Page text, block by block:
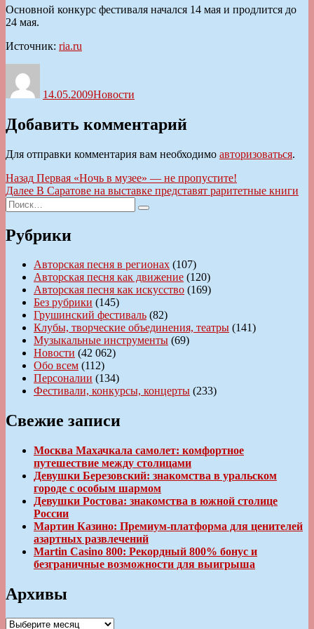
Основной конкурс фестиваля начался 14 мая и продлится до
24 мая.
Источник: ria.ru
14.05.2009Новости
Добавить комментарий
Для отправки комментария вам необходимо авторизоваться.
Навигация
по
записям
Назад Предыдущая
запись:
Первая «Ночь в музее» — не пропустите!
Далее Следующая
В Саратове на выставке представят раритетные книги
Искать:
Поиск
Рубрики
Авторская песня в регионах (107)
Авторская песня как движение (120)
Авторская песня как искусство (169)
Без рубрики (145)
Грушинский фестиваль (82)
Клубы, творческие объединения, театры (141)
Музыкальные инструменты (69)
Новости (42 062)
Обо всем (112)
Персоналии (134)
Фестивали, конкурсы, концерты (233)
Свежие записи
Москва Махачкала самолет: комфортное
путешествие между столицами
Девушки Березовский: знакомства в уральском
городе с особым шармом
Девушки Ростова: знакомства в южной столице
России
Мартин Казино: Премиум-платформа для ценителей
азартных развлечений
Martin Casino 800: Рекордный 800% бонус и
безграничные возможности для выигрыша
Архивы
Архивы